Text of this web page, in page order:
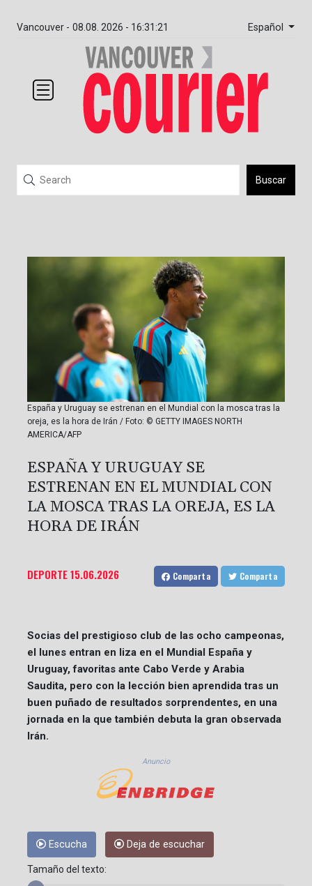
Vancouver - 08.08. 2026 - 16:31:21 Español
Buscar
España y Uruguay se estrenan en el Mundial con la mosca tras la
oreja, es la hora de Irán / Foto: © GETTY IMAGES NORTH
AMERICA/AFP
ESPAÑA Y URUGUAY SE
ESTRENAN EN EL MUNDIAL CON
LA MOSCA TRAS LA OREJA, ES LA
HORA DE IRÁN
DEPORTE15.06.2026 Comparta Comparta
Socias del prestigioso club de las ocho campeonas,
el lunes entran en liza en el Mundial España y
Uruguay, favoritas ante Cabo Verde y Arabia
Saudita, pero con la lección bien aprendida tras un
buen puñado de resultados sorprendentes, en una
jornada en la que también debuta la gran observada
Irán.
Anuncio
Escucha Deja de escuchar
Tamaño del texto: